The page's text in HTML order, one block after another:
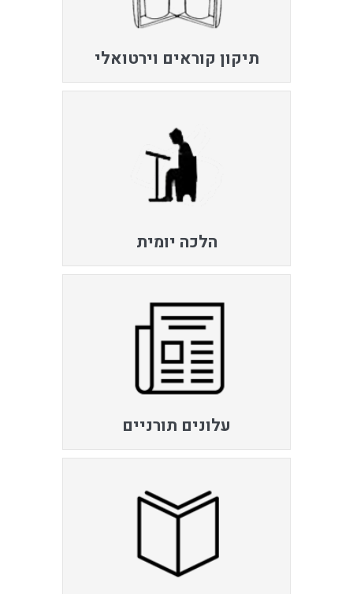
תיקון קוראים וירטואלי
הלכה יומית
עלונים תורניים